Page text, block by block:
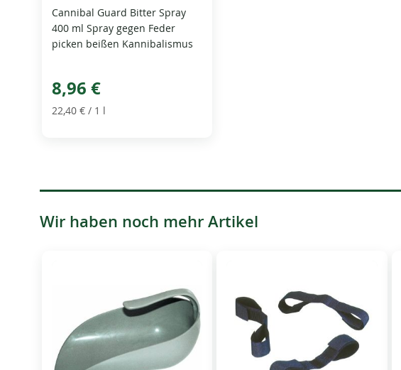
Cannibal Guard Bitter Spray
400 ml Spray gegen Feder
picken beißen Kannibalismus
8,96 €
22,40 € / 1 l
Wir haben noch mehr Artikel